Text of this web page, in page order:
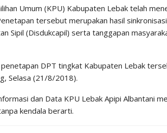
Umum (KPU) Kabupaten Lebak telah
tersebut merupakan hasil
Sipil (Disdukcapil) serta tanggapan
DPT tingkat Kabupaten Lebak
Selasa (21/8/2018).
dan Data KPU Lebak Apipi Albantani
kendala berarti.